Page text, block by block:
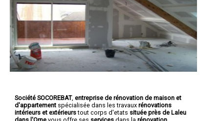
Société SOCOREBAT, entreprise de rénovation de maison et
d'appartement spécialisée dans les travaux rénovations
intérieurs et extérieurstout corps d'etats située près de Laleu